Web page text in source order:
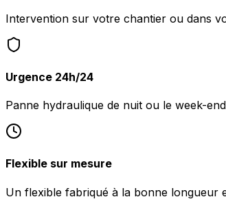
Intervention sur votre chantier ou dans
Urgence 24h/24
Panne hydraulique de nuit ou le week-
Flexible sur mesure
Un flexible fabriqué à la bonne longueur